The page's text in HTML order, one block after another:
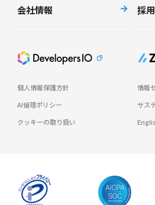
会社情報 採
個人情報保護方針
情報
AI倫理ポリシー
サス
クッキーの取り扱い